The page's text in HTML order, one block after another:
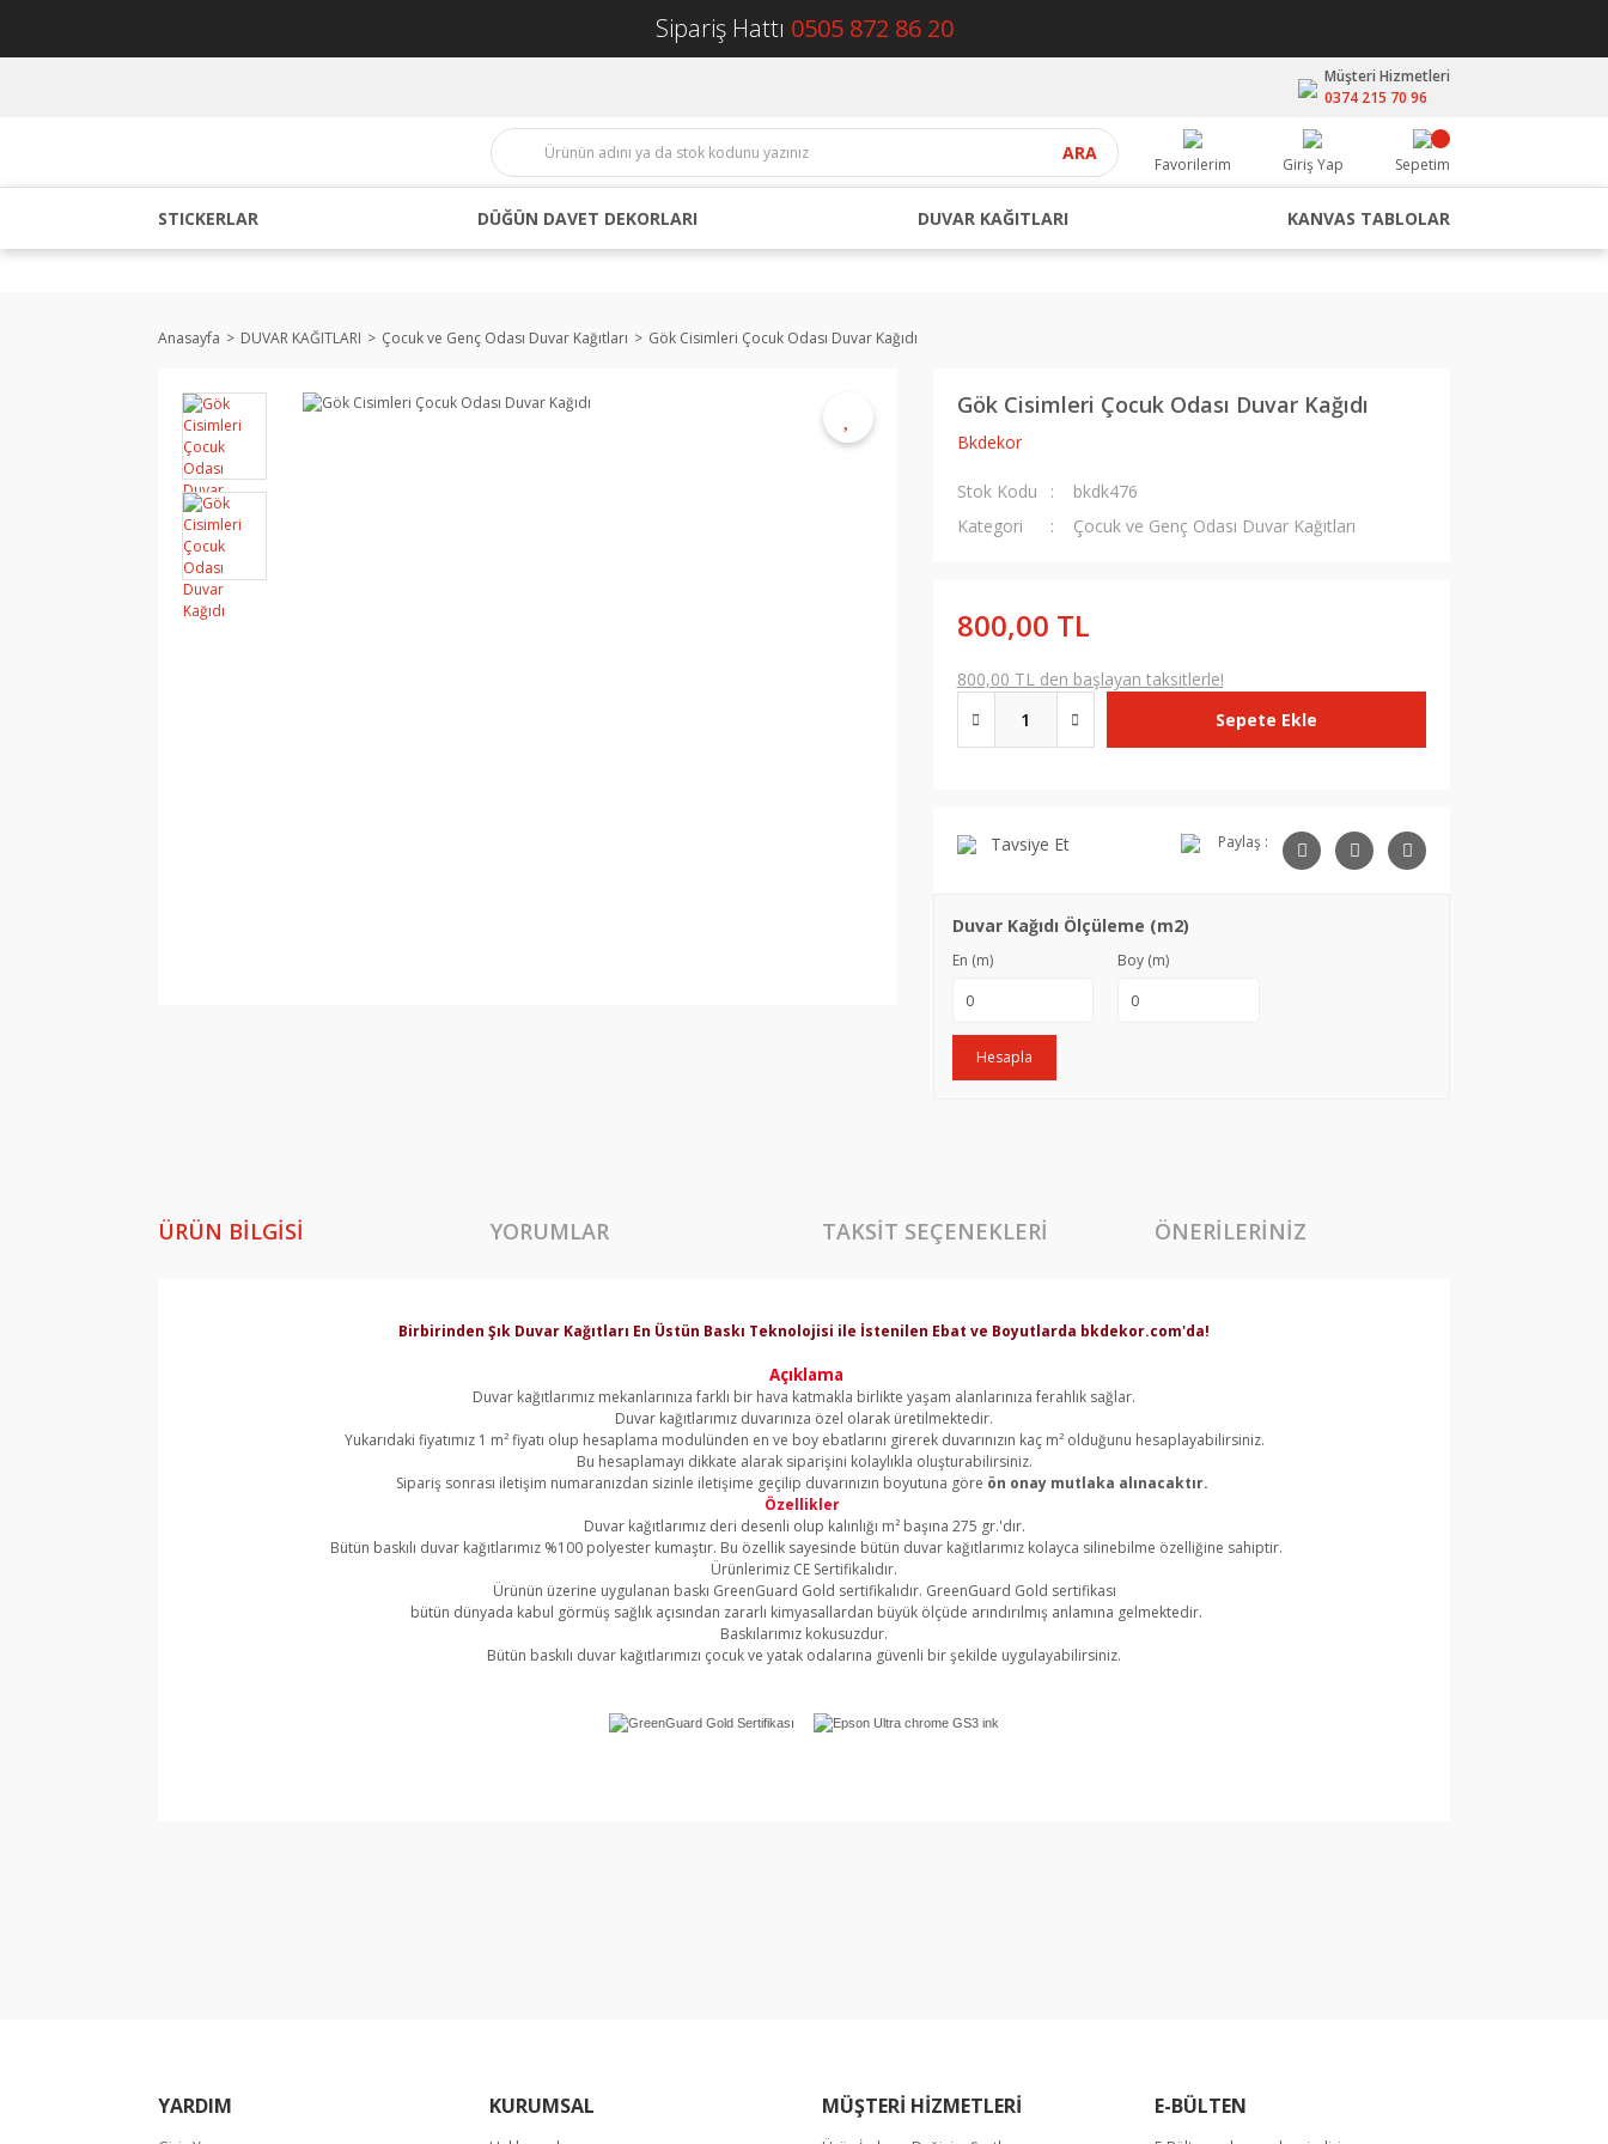
Sipariş Hattı 0505 872 86 20
Müşteri Hizmetleri
0374 215 70 96
ARA
Favorilerim Giriş Yap Sepetim
STICKERLAR DÜĞÜN DAVET DEKORLARI DUVAR KAĞITLARI KANVAS TABLOLAR
Anasayfa DUVAR KAĞITLARI Çocuk ve Genç Odası Duvar Kağıtları Gök Cisimleri Çocuk Odası Duvar Kağıdı
Gök Cisimleri Çocuk Odası Duvar Kağıdı
Bkdekor
Stok Kodu
bkdk476
Kategori
Çocuk ve Genç Odası Duvar Kağıtları
800,00 TL
800,00 TL den başlayan taksitlerle!
Sepete Ekle
Tavsiye Et Paylaş :
Duvar Kağıdı Ölçüleme (m2)
En (m) Boy (m)
Hesapla
ÜRÜN BILGISI YORUMLAR TAKSIT SEÇENEKLERI ÖNERILERINIZ
Birbirinden Şık Duvar Kağıtları En Üstün Baskı Teknolojisi ile İstenilen Ebat ve Boyutlarda bkdekor.com'da!
Açıklama
Duvar kağıtlarımız mekanlarınıza farklı bir hava katmakla birlikte yaşam alanlarınıza ferahlık sağlar.
Duvar kağıtlarımız duvarınıza özel olarak üretilmektedir.
Yukarıdaki fiyatımız 1 m² fiyatı olup hesaplama modulünden en ve boy ebatlarını girerek duvarınızın kaç m² olduğunu hesaplayabilirsiniz.
Bu hesaplamayı dikkate alarak siparişini kolaylıkla oluşturabilirsiniz.
Sipariş sonrası iletişim numaranızdan sizinle iletişime geçilip duvarınızın boyutuna göre ön onay mutlaka alınacaktır.
Özellikler
Duvar kağıtlarımız deri desenli olup kalınlığı m² başına 275 gr.'dır.
Bütün baskılı duvar kağıtlarımız %100 polyester kumaştır. Bu özellik sayesinde bütün duvar kağıtlarımız kolayca silinebilme özelliğine sahiptir.
Ürünlerimiz CE Sertifikalıdır.
Ürünün üzerine uygulanan baskı GreenGuard Gold sertifikalıdır. GreenGuard Gold sertifikası
bütün dünyada kabul görmüş sağlık açısından zararlı kimyasallardan büyük ölçüde arındırılmış anlamına gelmektedir.
Baskılarımız kokusuzdur.
Bütün baskılı duvar kağıtlarımızı çocuk ve yatak odalarına güvenli bir şekilde uygulayabilirsiniz.
YARDIM KURUMSAL MÜŞTERİ HİZMETLERİ E-BÜLTEN